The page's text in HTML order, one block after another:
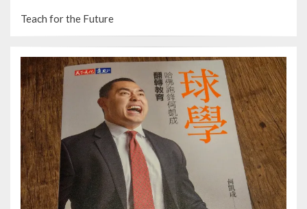
Teach for the Future